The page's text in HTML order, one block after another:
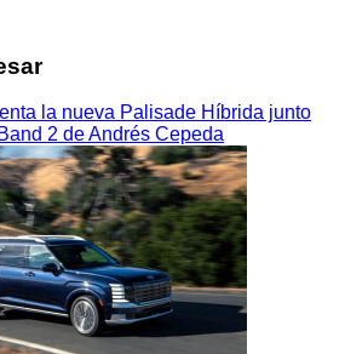
la nueva Palisade Híbrida junto
2 de Andrés Cepeda